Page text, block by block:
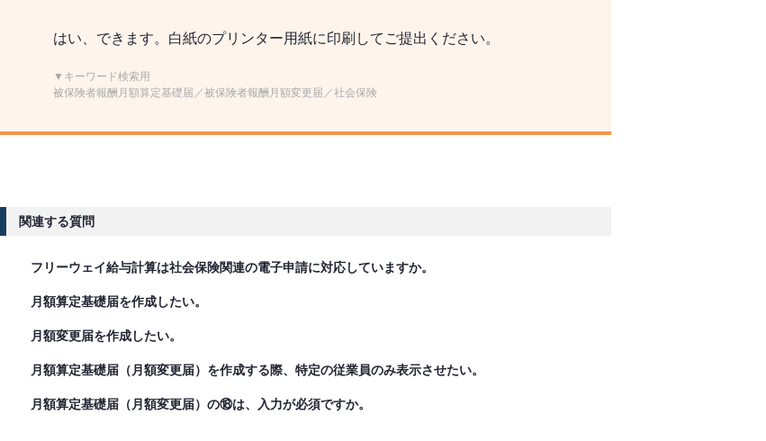
はい、できます。白紙のプリンター用紙に印刷してご提出ください。
▼キーワード検索用
被保険者報酬月額算定基礎届／被保険者報酬月額変更届／社会保険
関連する質問
フリーウェイ給与計算は社会保険関連の電子申請に対応していますか。
月額算定基礎届を作成したい。
月額変更届を作成したい。
月額算定基礎届（月額変更届）を作成する際、特定の従業員のみ表示させたい。
月額算定基礎届（月額変更届）の⑱は、入力が必須ですか。